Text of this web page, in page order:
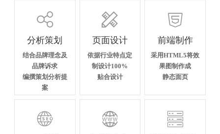

分析策划
结合品牌理念及
品牌诉求
编撰策划分析提
案

页面设计
依据行业特点定
制设计100%
贴合设计

前端制作
采用HTML5将效
果图制作成
静态面页
  